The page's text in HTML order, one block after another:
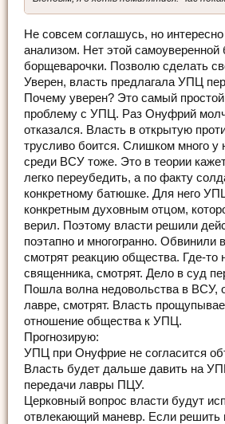
Не совсем соглашусь, но
анализом. Нет этой самоуверенной
борщеварочки. Позволю сделать
Уверен, власть предлагала УПЦ
Почему уверен? Это самый
проблему с УПЦ. Раз Онуфрий
отказался. Власть в открытую
трусливо боится. Слишком много у
среди ВСУ тоже. Это в теории
легко переубедить, а по факту
конкретному батюшке. Для него
конкретным духовным отцом,
верил. Поэтому власти решили
поэтапно и многогранно. Обвинили
смотрят реакцию общества. Где-то
священника, смотрят. Дело в суд
Пошла волна недовольства в ВСУ,
лавре, смотрят. Власть
отношение общества к УПЦ.
Прогнозирую:
УПЦ при Онуфрие не согласится
Власть будет дальше давить на
передачи лавры ПЦУ.
Церковный вопрос власти будут
отвлекающий маневр. Если решить